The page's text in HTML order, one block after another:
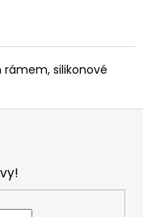
rámem, silikonové